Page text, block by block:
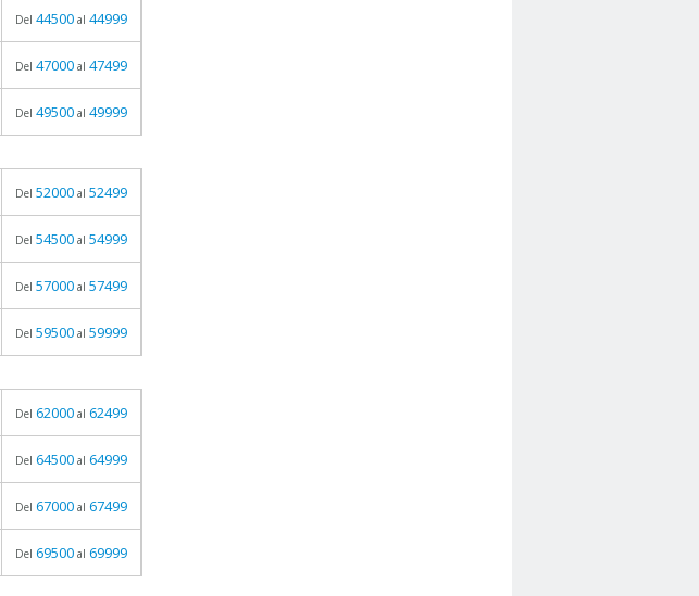
Del 44500 al 44999
Del 47000 al 47499
Del 49500 al 49999
Del 52000 al 52499
Del 54500 al 54999
Del 57000 al 57499
Del 59500 al 59999
Del 62000 al 62499
Del 64500 al 64999
Del 67000 al 67499
Del 69500 al 69999